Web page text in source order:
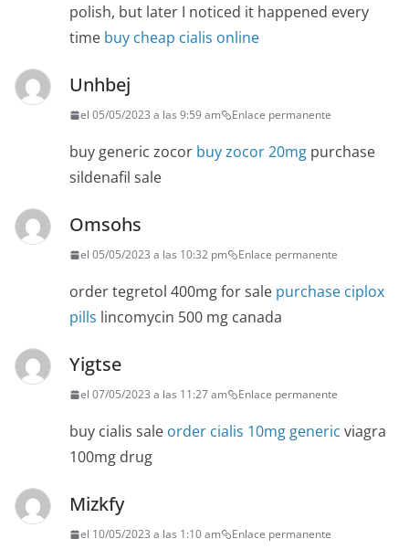
polish, but later I noticed it happened every
time buy cheap cialis online
Unhbej
el 05/05/2023 a las 9:59 am Enlace permanente
buy generic zocor buy zocor 20mg purchase
sildenafil sale
Omsohs
el 05/05/2023 a las 10:32 pm Enlace permanente
order tegretol 400mg for sale purchase ciplox
pills lincomycin 500 mg canada
Yigtse
el 07/05/2023 a las 11:27 am Enlace permanente
buy cialis sale order cialis 10mg generic viagra
100mg drug
Mizkfy
el 10/05/2023 a las 1:10 am Enlace permanente